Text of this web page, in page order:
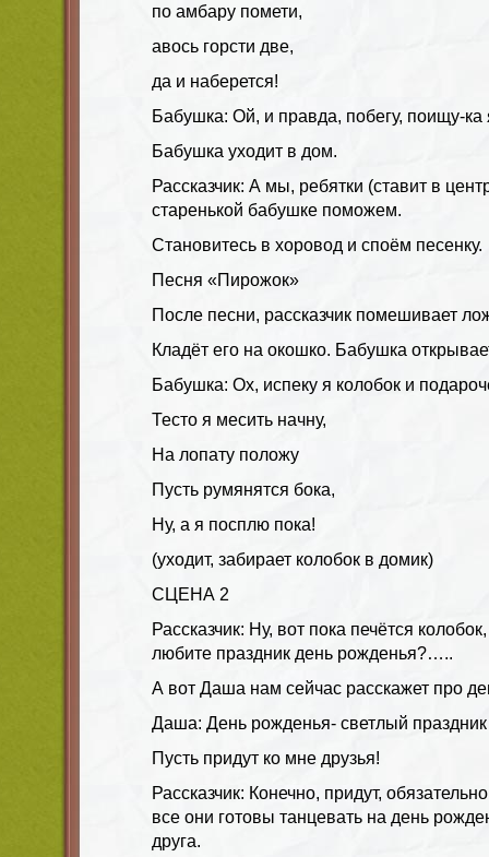
по амбару помети,
авось горсти две,
да и наберется!
Бабушка: Ой, и правда, побегу, поищу-ка
Бабушка уходит в дом.
Рассказчик: А мы, ребятки (ставит в
старенькой бабушке поможем.
Становитесь в хоровод и споём песенку.
Песня «Пирожок»
После песни, рассказчик помешивает
Кладёт его на окошко. Бабушка
Бабушка: Ох, испеку я колобок и
Тесто я месить начну,
На лопату положу
Пусть румянятся бока,
Ну, а я посплю пока!
(уходит, забирает колобок в домик)
СЦЕНА 2
Рассказчик: Ну, вот пока печётся
любите праздник день рожденья?…..
А вот Даша нам сейчас расскажет про
Даша: День рожденья- светлый праздник
Пусть придут ко мне друзья!
Рассказчик: Конечно, придут,
все они готовы танцевать на день
друга.